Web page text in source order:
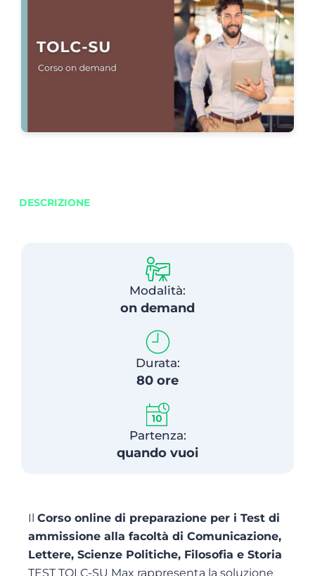
DESCRIZIONE
Modalità:
on demand
Durata:
80 ore
Partenza:
quando vuoi
Il Corso online di preparazione per i Test di
ammissione alla facoltà di Comunicazione,
Lettere, Scienze Politiche, Filosofia e Storia
TEST TOLC-SU Max rappresenta la soluzione